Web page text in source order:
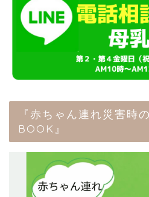
『赤ちゃん連れ災害時
BOOK』